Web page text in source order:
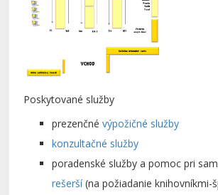
Poskytované služby
prezenčnévýpožičné služby
konzultačné služby
poradenské služby a pomoc pri
rešerší(na požiadanie knihovníkmi-